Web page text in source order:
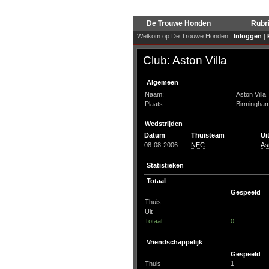
De Trouwe Honden
Welkom op De Trouwe Honden | Inloggen |
Club: Aston Villa
Algemeen
Naam:
Aston Villa
Plaats:
Wedstrijden
Datum
Thuisteam
08-08-2006
NEC
Statistieken
Totaal
Gespeeld
Thuis
Uit
Totaal
0
Vriendschappelijk
Gespeeld
Thuis
1